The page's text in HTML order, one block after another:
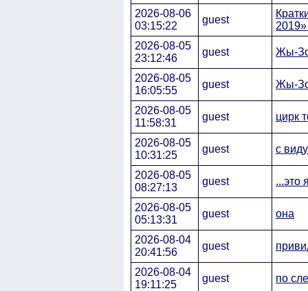
2026-08-06
03:15:22
guest
2019»
2026-08-05
23:12:46
guest Жы-
2026-08-05
16:05:55
guest Жы-
2026-08-05
11:58:31
guest цирк
2026-08-05
10:31:25
guest c
2026-08-05
08:27:13
guest ...это
2026-08-05
05:13:31
guest она
2026-08-04
20:41:56
guest
2026-08-04
19:11:25
guest по